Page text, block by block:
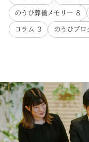
のうひ葬儀メモリー 8
コラム 3 のうひブロ